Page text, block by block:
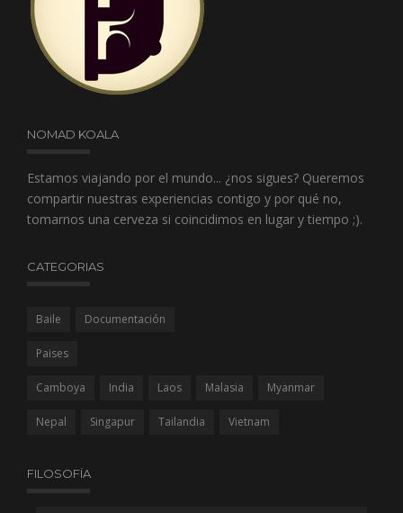
NOMAD KOALA
Estamos viajando por el mundo... ¿nos sigues? Queremos
compartir nuestras experiencias contigo y por qué no,
tomarnos una cerveza si coincidimos en lugar y tiempo ;).
CATEGORIAS
Baile Documentación
Paises
Camboya India Laos Malasia Myanmar
Nepal Singapur Tailandia Vietnam
FILOSOFÍA